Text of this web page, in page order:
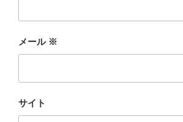
メール ※
サイト